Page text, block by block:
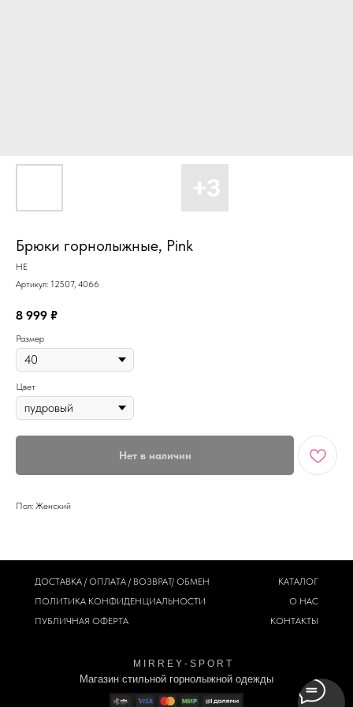
Брюки горнолыжные, Pink
HE
Артикул: 12507, 4066
8 999 ₽
Размер
Цвет
Нет в наличии
Пол: Женский
M I R R E Y - S P O R T
Магазин стильной горнолыжной одежды
ДОСТАВКА / ОПЛАТА / ВОЗВРАТ/ ОБМЕН
ПОЛИТИКА КОНФИДЕНЦИАЛЬНОСТИ
ПУБЛИЧНАЯ ОФЕРТА
КАТАЛОГ
О НАС
КОНТАКТЫ